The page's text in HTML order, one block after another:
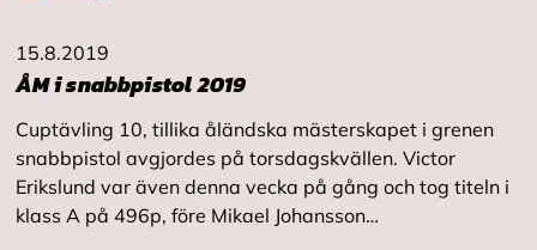
15.8.2019
ÅM i snabbpistol 2019
Cuptävling 10, tillika åländska mästerskapet i grenen
snabbpistol avgjordes på torsdagskvällen. Victor
Erikslund var även denna vecka på gång och tog titeln i
klass A på 496p, före Mikael Johansson…